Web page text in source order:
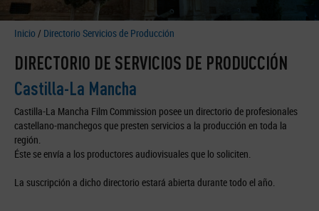
Inicio / Directorio Servicios de Producción
DIRECTORIO DE SERVICIOS DE PRODUCCIÓN
Castilla-La Mancha
Castilla-La Mancha Film Commission posee un directorio de profesionales
castellano-manchegos que presten servicios a la producción en toda la
región.
Éste se envía a los productores audiovisuales que lo soliciten.
La suscripción a dicho directorio estará abierta durante todo el año.